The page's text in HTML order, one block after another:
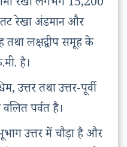
रेखा अंडमान और
तथा लक्षद्वीप समूह के
है।
उत्तर तथा उत्तर-पूर्वी
पर्वत है।
उत्तर में चौड़ा है और